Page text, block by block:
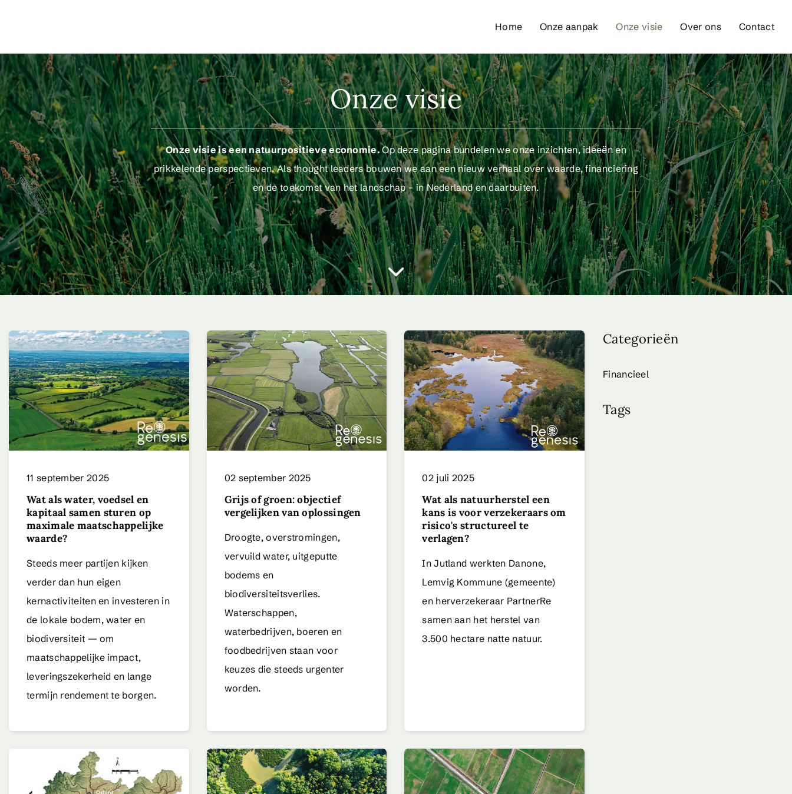
Home Onze aanpak Onze visie Over ons Contact
Onze visie
Onze visie is een natuurpositieve economie.Op deze pagina bundelen we onze inzichten, ideeën en
prikkelende perspectieven. Als thought leaders bouwen we aan een nieuw verhaal over waarde, financiering
en de toekomst van het landschap – in Nederland en daarbuiten.
Wat als water, voedsel en
kapitaal samen sturen op
maximale maatschappelijke
waarde?
11 september 2025
Steeds meer partijen kijken
verder dan hun eigen
kernactiviteiten en investeren in
de lokale bodem, water en
biodiversiteit — om
maatschappelijke impact,
leveringszekerheid en lange
termijn rendement te borgen.
Grijs of groen: objectief
vergelijken van oplossingen
02 september 2025
Droogte, overstromingen,
vervuild water, uitgeputte
bodems en
biodiversiteitsverlies.
Waterschappen,
waterbedrijven, boeren en
foodbedrijven staan voor
keuzes die steeds urgenter
worden.
Wat als natuurherstel een
kans is voor verzekeraars om
risico's structureel te
verlagen?
02 juli 2025
In Jutland werkten Danone,
Lemvig Kommune (gemeente)
en herverzekeraar PartnerRe
samen aan het herstel van
3.500 hectare natte natuur.
Categorieën
Financieel
Tags